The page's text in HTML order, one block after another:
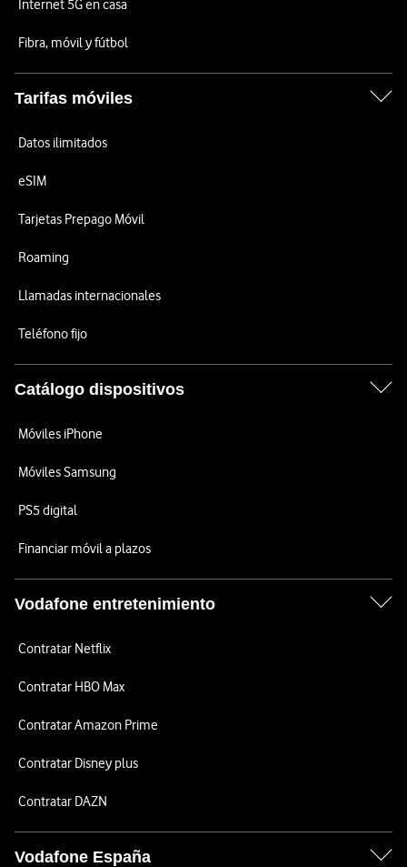
Internet 5G en casa
Fibra, móvil y fútbol
Tarifas móviles
Datos ilimitados
eSIM
Tarjetas Prepago Móvil
Roaming
Llamadas internacionales
Teléfono fijo
Catálogo dispositivos
Móviles iPhone
Móviles Samsung
PS5 digital
Financiar móvil a plazos
Vodafone entretenimiento
Contratar Netflix
Contratar HBO Max
Contratar Amazon Prime
Contratar Disney plus
Contratar DAZN
Vodafone España